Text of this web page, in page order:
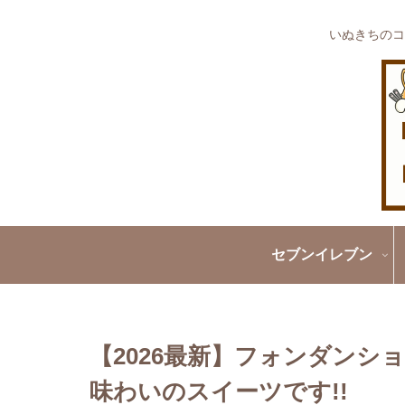
いぬきちの
セブンイレブン
【2026最新】フォンダンシ
味わいのスイーツです!!